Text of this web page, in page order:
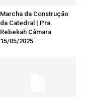
Marcha da Construção
da Catedral | Pra.
Rebekah Câmara
15/05/2025.